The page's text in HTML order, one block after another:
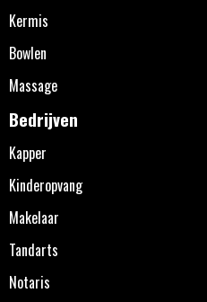
Kermis
Bowlen
Massage
Bedrijven
Kapper
Kinderopvang
Makelaar
Tandarts
Notaris